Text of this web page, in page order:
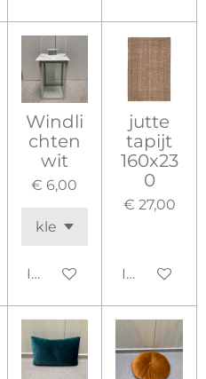
Windli
chten
wit
€ 6,00
In winkelwagen
jutte
tapijt
160x23
0
€ 27,00
In